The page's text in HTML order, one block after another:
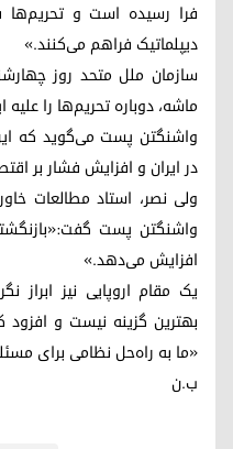
فرا رسیده است و
دیپلماتیک فراهم می‌کنند.»
سازمان ملل متحد روز
ماشه، دوباره تحریم‌ها را علیه
واشنگتن پست می‌گوید که
در ایران و افزایش فشار بر
ولی نصر، استاد مطالعات
واشنگتن پست
افزایش می‌دهد.»
یک مقام اروپایی نیز ابراز
بهترین گزینه نیست و افزود
«ما به راه‌حل نظامی برای
ب.ن